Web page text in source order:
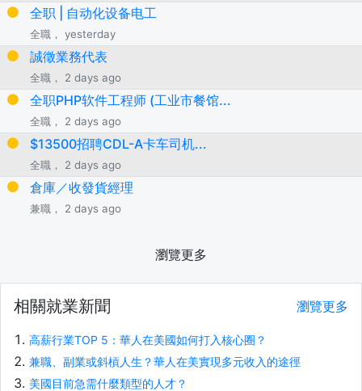
全职 | 自动化设备电工
全職， yesterday
誠徵業務代表
全職， 2 days ago
全职PHP软件工程师 (工业市餐馆...
全職， 2 days ago
$13500招聘CDL-A卡车司机...
全職， 2 days ago
倉庫／收發貨經理
兼職， 2 days ago
瀏覽更多
相關就業新聞 瀏覽更多
高薪行業TOP 5：華人在美國如何打入核心圈？
兼職、副業或斜槓人生？華人在美實現多元收入的途徑
美國目前急需什麼類型的人才？